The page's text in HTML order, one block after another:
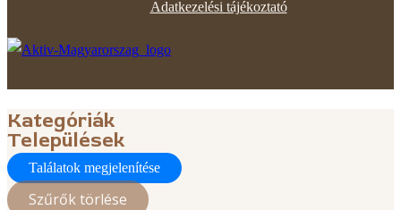
Adatkezelési tájékoztató
Kategóriák
Települések
Találatok megjelenítése
Szűrők törlése